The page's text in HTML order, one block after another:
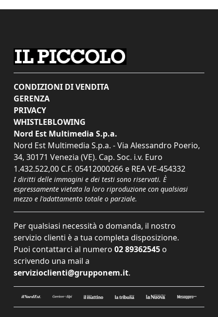
CONDIZIONI DI VENDITA
GERENZA
PRIVACY
WHISTLEBLOWING
Nord Est Multimedia S.p.a.
Nord Est Multimedia S.p.a. - Via Alessandro Poerio,
34, 30171 Venezia (VE). Cap. Soc. i.v. Euro
1.432.522,00 C.F. 05412000266 e REA VE-454332
I diritti delle immagini e dei testi sono riservati. È
espressamente vietata la loro riproduzione con qualsiasi
mezzo e l'adattamento totale o parziale.
Per qualsiasi necessità o domanda, il nostro
servizio clienti è a tua completa disposizione.
Puoi contattarci al numero 02 89362545 o
scrivendo una mail a
servizioclienti@grupponem.it.